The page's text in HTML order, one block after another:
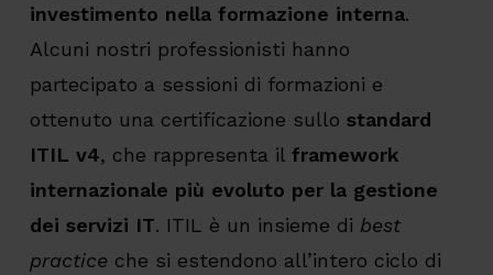
investimento nella formazione interna.
Alcuni nostri professionisti hanno
partecipato a sessioni di formazioni e
ottenuto una certificazione sullo standard
ITIL v4, che rappresenta il framework
internazionale più evoluto per la gestione
dei servizi IT. ITIL è un insieme di best
practice che si estendono all’intero ciclo di